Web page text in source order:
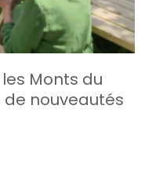
Monts du
de nouveautés